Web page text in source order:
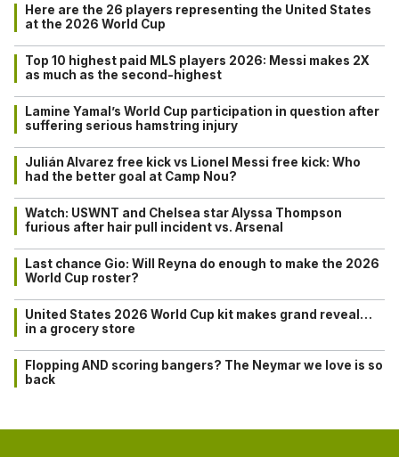
Here are the 26 players representing the United States
at the 2026 World Cup
Top 10 highest paid MLS players 2026: Messi makes 2X
as much as the second-highest
Lamine Yamal’s World Cup participation in question after
suffering serious hamstring injury
Julián Alvarez free kick vs Lionel Messi free kick: Who
had the better goal at Camp Nou?
Watch: USWNT and Chelsea star Alyssa Thompson
furious after hair pull incident vs. Arsenal
Last chance Gio: Will Reyna do enough to make the 2026
World Cup roster?
United States 2026 World Cup kit makes grand reveal…
in a grocery store
Flopping AND scoring bangers? The Neymar we love is so
back